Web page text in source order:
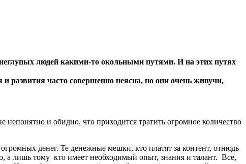
людей какими-то окольными путями. И на этих путях
развития часто совершенно неясна, но они очень живучи,
и обидно, что приходится тратить огромное количество
денег. Те денежные мешки, кто платят за контент, отнюдь
а лишь тому кто имеет необходимый опыт, знания и талант. Все,